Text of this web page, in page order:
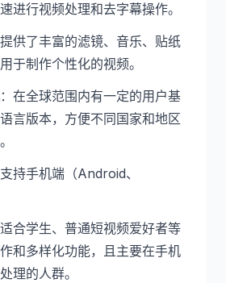
进行视频处理和去字幕操作。
供了丰富的滤镜、音乐、贴纸
于制作个性化的视频。
：在全球范围内有一定的用户基
言版本，方便不同国家和地区
持手机端（Android、
合学生、普通短视频爱好者等
和多样化功能，且主要在手机
理的人群。